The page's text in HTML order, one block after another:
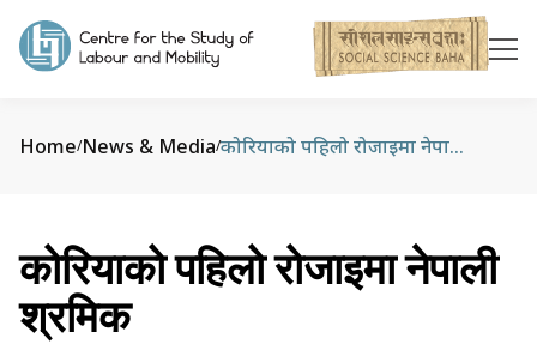
Home/News & Media/ कोरियाको पहिलो रोजाइमा नेपाली श्रमिक
कोरियाको पहिलो रोजाइमा नेपाली
श्रमिक